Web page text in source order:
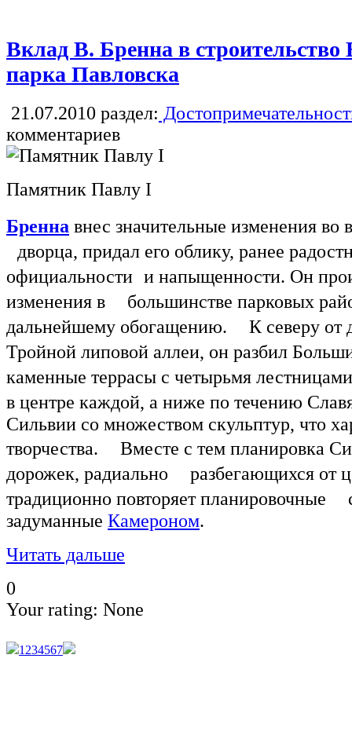
Вклад В. Бренна в
парка Павловска
21.07.2010 раздел:
комментариев
Памятник Павлу I
Бренна внес значительные изменения
дворца, придал его облику, ранее
официальности и напыщенности. Он
изменения в большинстве парковых
дальнейшему обогащению. К северу от
Тройной липовой аллеи, он разбил
каменные террасы с четырьмя
в центре каждой, а ниже по течению
Сильвии со множеством скульптур, что
творчества. Вместе с тем планировка
дорожек, радиально разбегающихся от
традиционно повторяет планировочные
задуманные Камероном.
Читать дальше
0
Your rating: None
1 234567